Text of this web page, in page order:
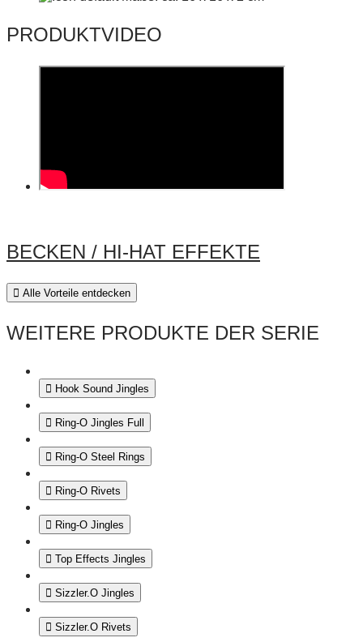
PRODUKTVIDEO
BECKEN / HI-HAT EFFEKTE
Alle Vorteile entdecken
WEITERE PRODUKTE DER SERIE
Hook Sound Jingles
Ring-O Jingles Full
Ring-O Steel Rings
Ring-O Rivets
Ring-O Jingles
Top Effects Jingles
Sizzler.O Jingles
Sizzler.O Rivets